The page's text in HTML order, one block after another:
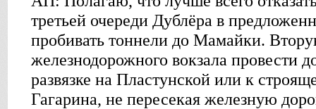
третьей очереди Дублёра в
пробивать тоннели до Мамайки.
железнодорожного вокзала провести
развязке на Пластунской или к
Гагарина, не пересекая железную